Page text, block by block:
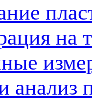
на
анализ